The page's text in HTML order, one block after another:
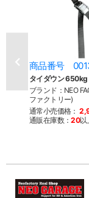
商品番号
タイダウン 650kg
ブランド：NEO
ファクトリー)
通常小売価格：
通販在庫数：20以